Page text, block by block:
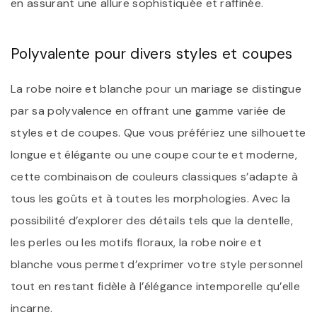
en assurant une allure sophistiquée et raffinée.
Polyvalente pour divers styles et coupes
La robe noire et blanche pour un mariage se distingue
par sa polyvalence en offrant une gamme variée de
styles et de coupes. Que vous préfériez une silhouette
longue et élégante ou une coupe courte et moderne,
cette combinaison de couleurs classiques s’adapte à
tous les goûts et à toutes les morphologies. Avec la
possibilité d’explorer des détails tels que la dentelle,
les perles ou les motifs floraux, la robe noire et
blanche vous permet d’exprimer votre style personnel
tout en restant fidèle à l’élégance intemporelle qu’elle
incarne.